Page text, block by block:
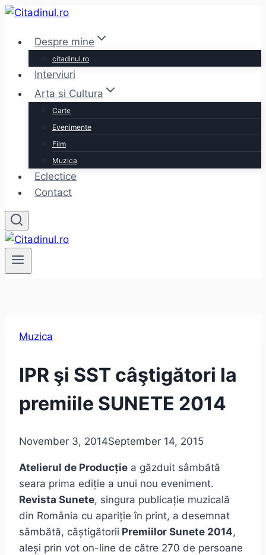
Skip
contentDespre mine
citadinul.ro
Interviuri
Arta si Cultura
Carte
Evenimente
Film
Muzica
Eclectice
Contact
Muzica
IPR şi SST câştigători la
premiile SUNETE 2014
November 3, 2014September 14, 2015
Atelierul de Producţie a găzduit sâmbătă
seara prima ediţie a unui nou eveniment.
Revista Sunete, singura publicație muzicală
din România cu apariție în print, a desemnat
sâmbătă, câștigătorii Premiilor Sunete 2014,
aleși prin vot on-line de către 270 de persoane